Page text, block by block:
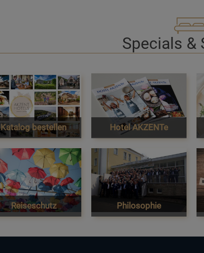
Specials &
Katalog bestellen Hotel AKZENTe
Reiseschutz Philosophie